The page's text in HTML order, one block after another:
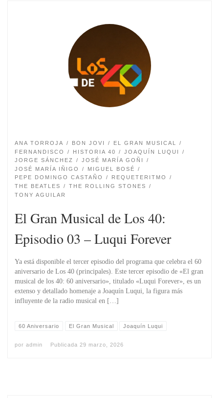
ANA TORROJA BON JOVI
EL GRAN MUSICAL
FERNANDISCO
HISTORIA 40
JOAQUÍN LUQUI
JORGE SÁNCHEZ
JOSÉ MARÍA GOÑI
JOSÉ MARÍA IÑIGO
MIGUEL BOSÉ
PEPE DOMINGO CASTAÑO
REQUETERITMO
THE BEATLES
THE ROLLING STONES
TONY AGUILAR
El Gran Musical de Los 40:
Episodio 03 – Luqui Forever
Ya está disponible el tercer episodio del programa que celebra el 60
aniversario de Los 40 (principales). Este tercer episodio de «El gran
musical de los 40: 60 aniversario», titulado «Luqui Forever», es un
extenso y detallado homenaje a Joaquín Luqui, la figura más
influyente de la radio musical en […]
60 Aniversario El Gran Musical Joaquín Luqui
por admin Publicada 29 marzo, 2026